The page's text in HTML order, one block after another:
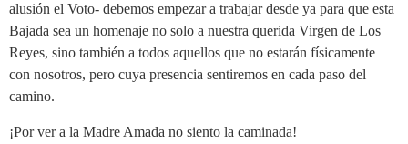
alusión el Voto- debemos empezar a trabajar desde ya para que esta
Bajada sea un homenaje no solo a nuestra querida Virgen de Los
Reyes, sino también a todos aquellos que no estarán físicamente
con nosotros, pero cuya presencia sentiremos en cada paso del
camino.
¡Por ver a la Madre Amada no siento la caminada!